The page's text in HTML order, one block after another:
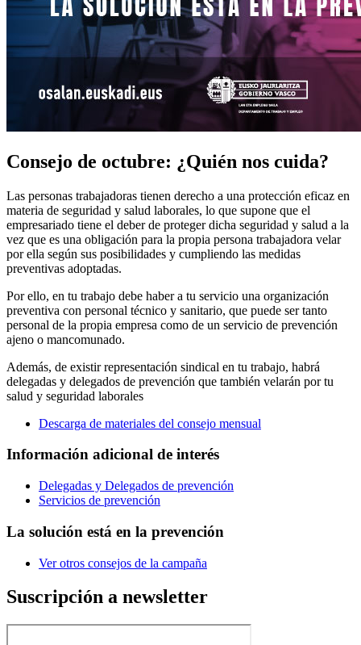
Consejo de octubre: ¿Quién nos cuida?
Las personas trabajadoras tienen derecho a una protección eficaz en
materia de seguridad y salud laborales, lo que supone que el
empresariado tiene el deber de proteger dicha seguridad y salud a la
vez que es una obligación para la propia persona trabajadora velar
por ella según sus posibilidades y cumpliendo las medidas
preventivas adoptadas.
Por ello, en tu trabajo debe haber a tu servicio una organización
preventiva con personal técnico y sanitario, que puede ser tanto
personal de la propia empresa como de un servicio de prevención
ajeno o mancomunado.
Además, de existir representación sindical en tu trabajo, habrá
delegadas y delegados de prevención que también velarán por tu
salud y seguridad laborales
Descarga de materiales del consejo mensual
Información adicional de interés
Delegadas y Delegados de prevención
Servicios de prevención
La solución está en la prevención
Ver otros consejos de la campaña
Suscripción a newsletter